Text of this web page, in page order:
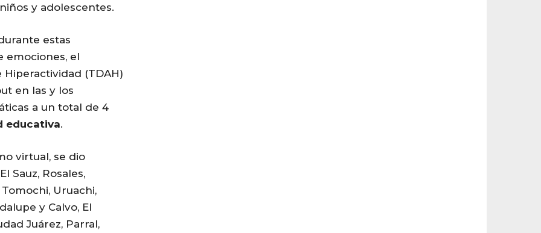
y adolescentes.
estas
emociones, el
(TDAH)
en las y los
a un total de 4
educativa.
virtual, se dio
Sauz, Rosales,
Uruachi,
y Calvo, El
Juárez, Parral,